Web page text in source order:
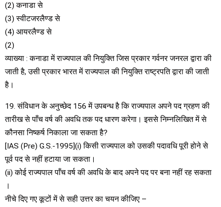
(2) कनाडा से
(3) स्वीटजरलैण्ड से
(4) आयरलैण्ड से
(2)
व्याख्या : कनाडा में राज्यपाल की नियुक्ति जिस प्रकार गर्वनर जनरल द्वारा की
जाती है, उसी प्रकार भारत में राज्यपाल की नियुक्ति राष्ट्रपति द्वारा की जाती
है।
19. संविधान के अनुच्छेद 156 में उपबन्ध है कि राज्यपाल अपने पद ग्रहण की
तारीख से पाँच वर्ष की अवधि तक पद धारण करेगा। इससे निम्नलिखित में से
कौनसा निष्कर्ष निकाला जा सकता है?
[IAS (Pre) G.S.-1995](i) किसी राज्यपाल को उसकी पदावधि पूरी होने से
पूर्व पद से नहीं हटाया जा सकता।
(ii) कोई राज्यपाल पाँच वर्ष की अवधि के बाद अपने पद पर बना नहीं रह सकता
।
नीचे दिए गए कूटों में से सही उत्तर का चयन कीजिए –